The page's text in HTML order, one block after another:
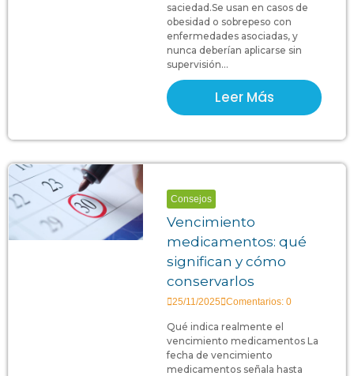
saciedad.Se usan en casos de
obesidad o sobrepeso con
enfermedades asociadas, y
nunca deberían aplicarse sin
supervisión...
Leer Más
Consejos
Vencimiento
medicamentos: qué
significan y cómo
conservarlos
25/11/2025 Comentarios: 0
Qué indica realmente el
vencimiento medicamentos La
fecha de vencimiento
medicamentos señala hasta